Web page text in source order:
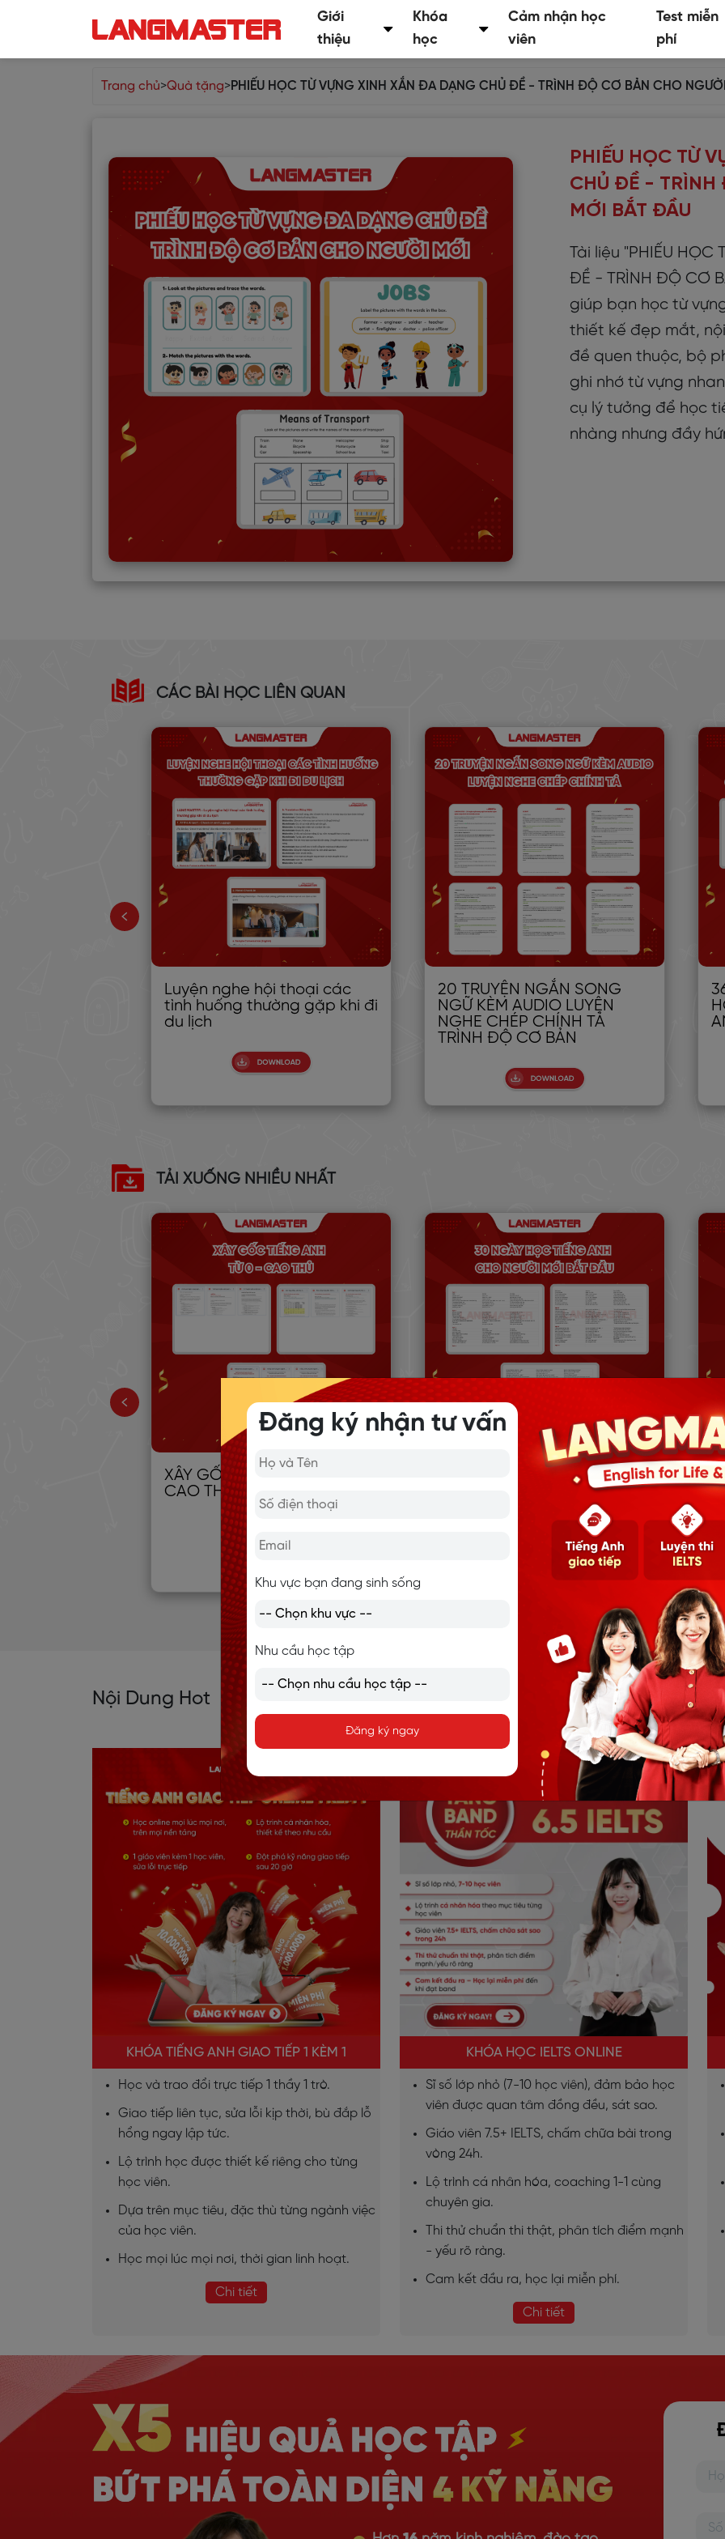
Giới
thiệu
Khóa
học
Cảm nhận học
viên
Test miễn
phí
Trang chủ>Quà tặng>PHIẾU HỌC TỪ VỰNG XINH XẮN ĐA DẠNG CHỦ ĐỀ - TRÌNH ĐỘ CƠ BẢN CHO
PHIẾU HỌC TỪ
CHỦ ĐỀ - TRÌNH
MỚI BẮT ĐẦU
Tài liệu "PHIẾU HỌC
ĐỀ - TRÌNH ĐỘ CƠ
giúp bạn học từ
thiết kế đẹp mắt,
đề quen thuộc, bộ
ghi nhớ từ vựng
cụ lý tưởng để học
nhàng nhưng đầy
CÁC BÀI HỌC LIÊN QUAN
Luyện nghe hội thoại các
tình huống thường gặp khi đi
du lịch
20 TRUYỆN NGẮN SONG
NGỮ KÈM AUDIO LUYỆN
NGHE CHÉP CHÍNH TẢ
TRÌNH ĐỘ CƠ BẢN
TẢI XUỐNG NHIỀU NHẤT
XÂY GỐC TIẾNG ANH TỪ 0 -
CAO THỦ
30 NGÀY HỌC TIẾNG ANH
CHO NGƯỜI MỚI BẮT ĐẦU
Nội Dung Hot
KHÓA TIẾNG ANH GIAO TIẾP 1 KÈM 1
Học và trao đổi trực tiếp 1 thầy 1 trò.
Giao tiếp liên tục, sửa lỗi kịp thời, bù đắp lỗ
hổng ngay lập tức.
Lộ trình học được thiết kế riêng cho từng
học viên.
Dựa trên mục tiêu, đặc thù từng ngành việc
của học viên.
Học mọi lúc mọi nơi, thời gian linh hoạt.
Chi tiết
KHÓA HỌC IELTS ONLINE
Sĩ số lớp nhỏ (7-10 học viên), đảm bảo học
viên được quan tâm đồng đều, sát sao.
Giáo viên 7.5+ IELTS, chấm chữa bài trong
vòng 24h.
Lộ trình cá nhân hóa, coaching 1-1 cùng
chuyên gia.
Thi thử chuẩn thi thật, phân tích điểm mạnh
- yếu rõ ràng.
Cam kết đầu ra, học lại miễn phí.
Chi tiết
Đăng ký nhận tư vấn
Khu vực bạn đang sinh sống
Nhu cầu học tập
Đăng ký ngay